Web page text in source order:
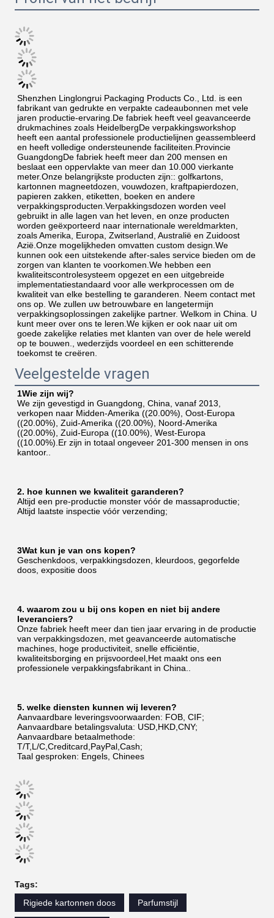
Shenzhen Linglongrui Packaging Products Co., Ltd. is een
fabrikant van gedrukte en verpakte cadeaubonnen met vele
jaren productie-ervaring.De fabriek heeft veel geavanceerde
drukmachines zoals HeidelbergDe verpakkingsworkshop
heeft een aantal professionele productielijnen geassembleerd
en heeft volledige ondersteunende faciliteiten.Provincie
GuangdongDe fabriek heeft meer dan 200 mensen en
beslaat een oppervlakte van meer dan 10.000 vierkante
meter.Onze belangrijkste producten zijn:: golfkartons,
kartonnen magneetdozen, vouwdozen, kraftpapierdozen,
papieren zakken, etiketten, boeken en andere
verpakkingsproducten.Verpakkingsdozen worden veel
gebruikt in alle lagen van het leven, en onze producten
worden geëxporteerd naar internationale wereldmarkten,
zoals Amerika, Europa, Zwitserland, Australië en Zuidoost
Azië.Onze mogelijkheden omvatten custom design.We
kunnen ook een uitstekende after-sales service bieden om de
zorgen van klanten te voorkomen.We hebben een
kwaliteitscontrolesysteem opgezet en een uitgebreide
implementatiestandaard voor alle werkprocessen om de
kwaliteit van elke bestelling te garanderen. Neem contact met
ons op. We zullen uw betrouwbare en langetermijn
verpakkingsoplossingen zakelijke partner. Welkom in China. U
kunt meer over ons te leren.We kijken er ook naar uit om
goede zakelijke relaties met klanten van over de hele wereld
op te bouwen., wederzijds voordeel en een schitterende
toekomst te creëren.
Veelgestelde vragen
1Wie zijn wij?
We zijn gevestigd in Guangdong, China, vanaf 2013,
verkopen naar Midden-Amerika ((20.00%), Oost-Europa
((20.00%), Zuid-Amerika ((20.00%), Noord-Amerika
((20.00%), Zuid-Europa ((10.00%), West-Europa
((10.00%).Er zijn in totaal ongeveer 201-300 mensen in ons
kantoor..
2. hoe kunnen we kwaliteit garanderen?
Altijd een pre-productie monster vóór de massaproductie;
Altijd laatste inspectie vóór verzending;
3Wat kun je van ons kopen?
Geschenkdoos, verpakkingsdozen, kleurdoos, gegorfelde
doos, expositie doos
4. waarom zou u bij ons kopen en niet bij andere
leveranciers?
Onze fabriek heeft meer dan tien jaar ervaring in de productie
van verpakkingsdozen, met geavanceerde automatische
machines, hoge productiviteit, snelle efficiëntie,
kwaliteitsborging en prijsvoordeel,Het maakt ons een
professionele verpakkingsfabrikant in China..
5. welke diensten kunnen wij leveren?
Aanvaardbare leveringsvoorwaarden: FOB, CIF;
Aanvaardbare betalingsvaluta: USD,HKD,CNY;
Aanvaardbare betaalmethode:
T/T,L/C,Creditcard,PayPal,Cash;
Taal gesproken: Engels, Chinees
Tags:
Rigiede kartonnen doos
Parfumstijl